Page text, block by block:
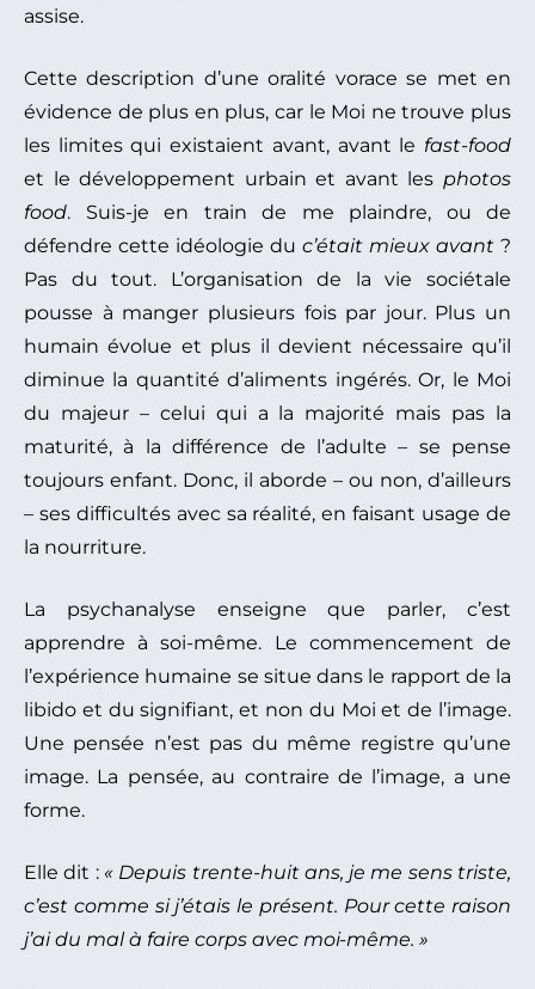
assise.
Cette description d’une oralité vorace se met en
évidence de plus en plus, car le Moi ne trouve plus
les limites qui existaient avant, avant le fast-food
et le développement urbain et avant les photos
food. Suis-je en train de me plaindre, ou de
défendre cette idéologie du c’était mieux avant ?
Pas du tout. L’organisation de la vie sociétale
pousse à manger plusieurs fois par jour. Plus un
humain évolue et plus il devient nécessaire qu’il
diminue la quantité d’aliments ingérés. Or, le Moi
du majeur – celui qui a la majorité mais pas la
maturité, à la différence de l’adulte – se pense
toujours enfant. Donc, il aborde – ou non, d’ailleurs
– ses difficultés avec sa réalité, en faisant usage de
la nourriture.
La psychanalyse enseigne que parler, c’est
apprendre à soi-même. Le commencement de
l’expérience humaine se situe dans le rapport de la
libido et du signifiant, et non du Moi et de l’image.
Une pensée n’est pas du même registre qu’une
image. La pensée, au contraire de l’image, a une
forme.
Elle dit : « Depuis trente-huit ans, je me sens triste,
c’est comme si j’étais le présent. Pour cette raison
j’ai du mal à faire corps avec moi-même. »